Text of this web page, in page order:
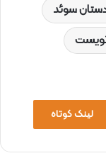
سوئد
لینک کوتاه